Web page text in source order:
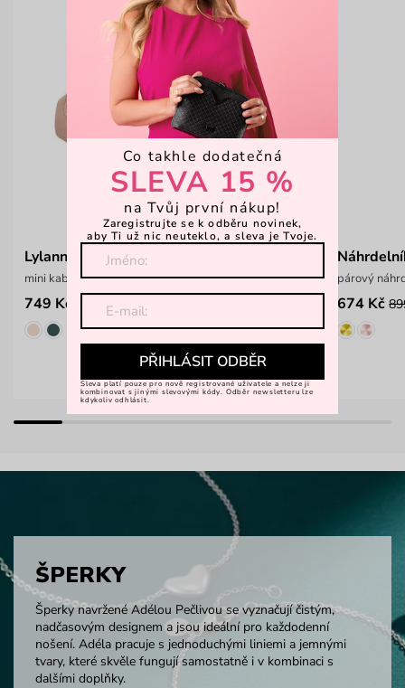
Lylann Flowers Beige
mini kabelka s květinovou výšivkou
749 Kč 999 Kč
párový
674 Kč
ŠPERKY
Šperky navržené Adélou Pečlivou se vyznačují čistým,
nadčasovým designem a jsou ideální pro každodenní
nošení. Adéla pracuje s jednoduchými liniemi a jemnými
tvary, které skvěle fungují samostatně i v kombinaci s
dalšími doplňky.
Co takhle dodatečná
SLEVA 15 %
na Tvůj první nákup!
Zaregistrujte se k odběru novinek,
aby Ti už nic neuteklo, a sleva je Tvoje.
PŘIHLÁSIT ODBĚR
Sleva platí pouze pro nově registrované uživatele a nelze ji
kombinovat s jinými slevovými kódy. Odběr newsletteru lze
kdykoliv odhlásit.